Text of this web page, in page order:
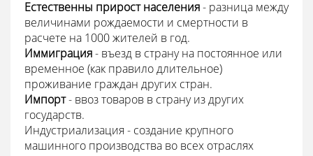
Естественны прирост населения- разница между
величинами рождаемости и смертности в
расчете на 1000 жителей в год.
Иммиграция- въезд в страну на постоянное или
временное (как правило длительное)
проживание граждан других стран.
Импорт- ввоз товаров в страну из других
государств.
Индустриализация - создание крупного
машинного производства во всех отраслях